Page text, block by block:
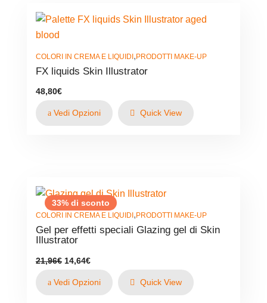
COLORI IN CREMA E LIQUIDI,PRODOTTI MAKE-UP
FX liquids Skin Illustrator
48,80€
Vedi Opzioni Quick View
33% di sconto
COLORI IN CREMA E LIQUIDI , PRODOTTI MAKE-UP
Gel per effetti speciali Glazing gel di Skin
Illustrator
21,96€ Il
prezzo
era:
14,64€Il
è:
Vedi Opzioni Quick View